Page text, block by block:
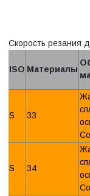
Скорость резания
ISO Материалы
S 33
Со
S 34
Со